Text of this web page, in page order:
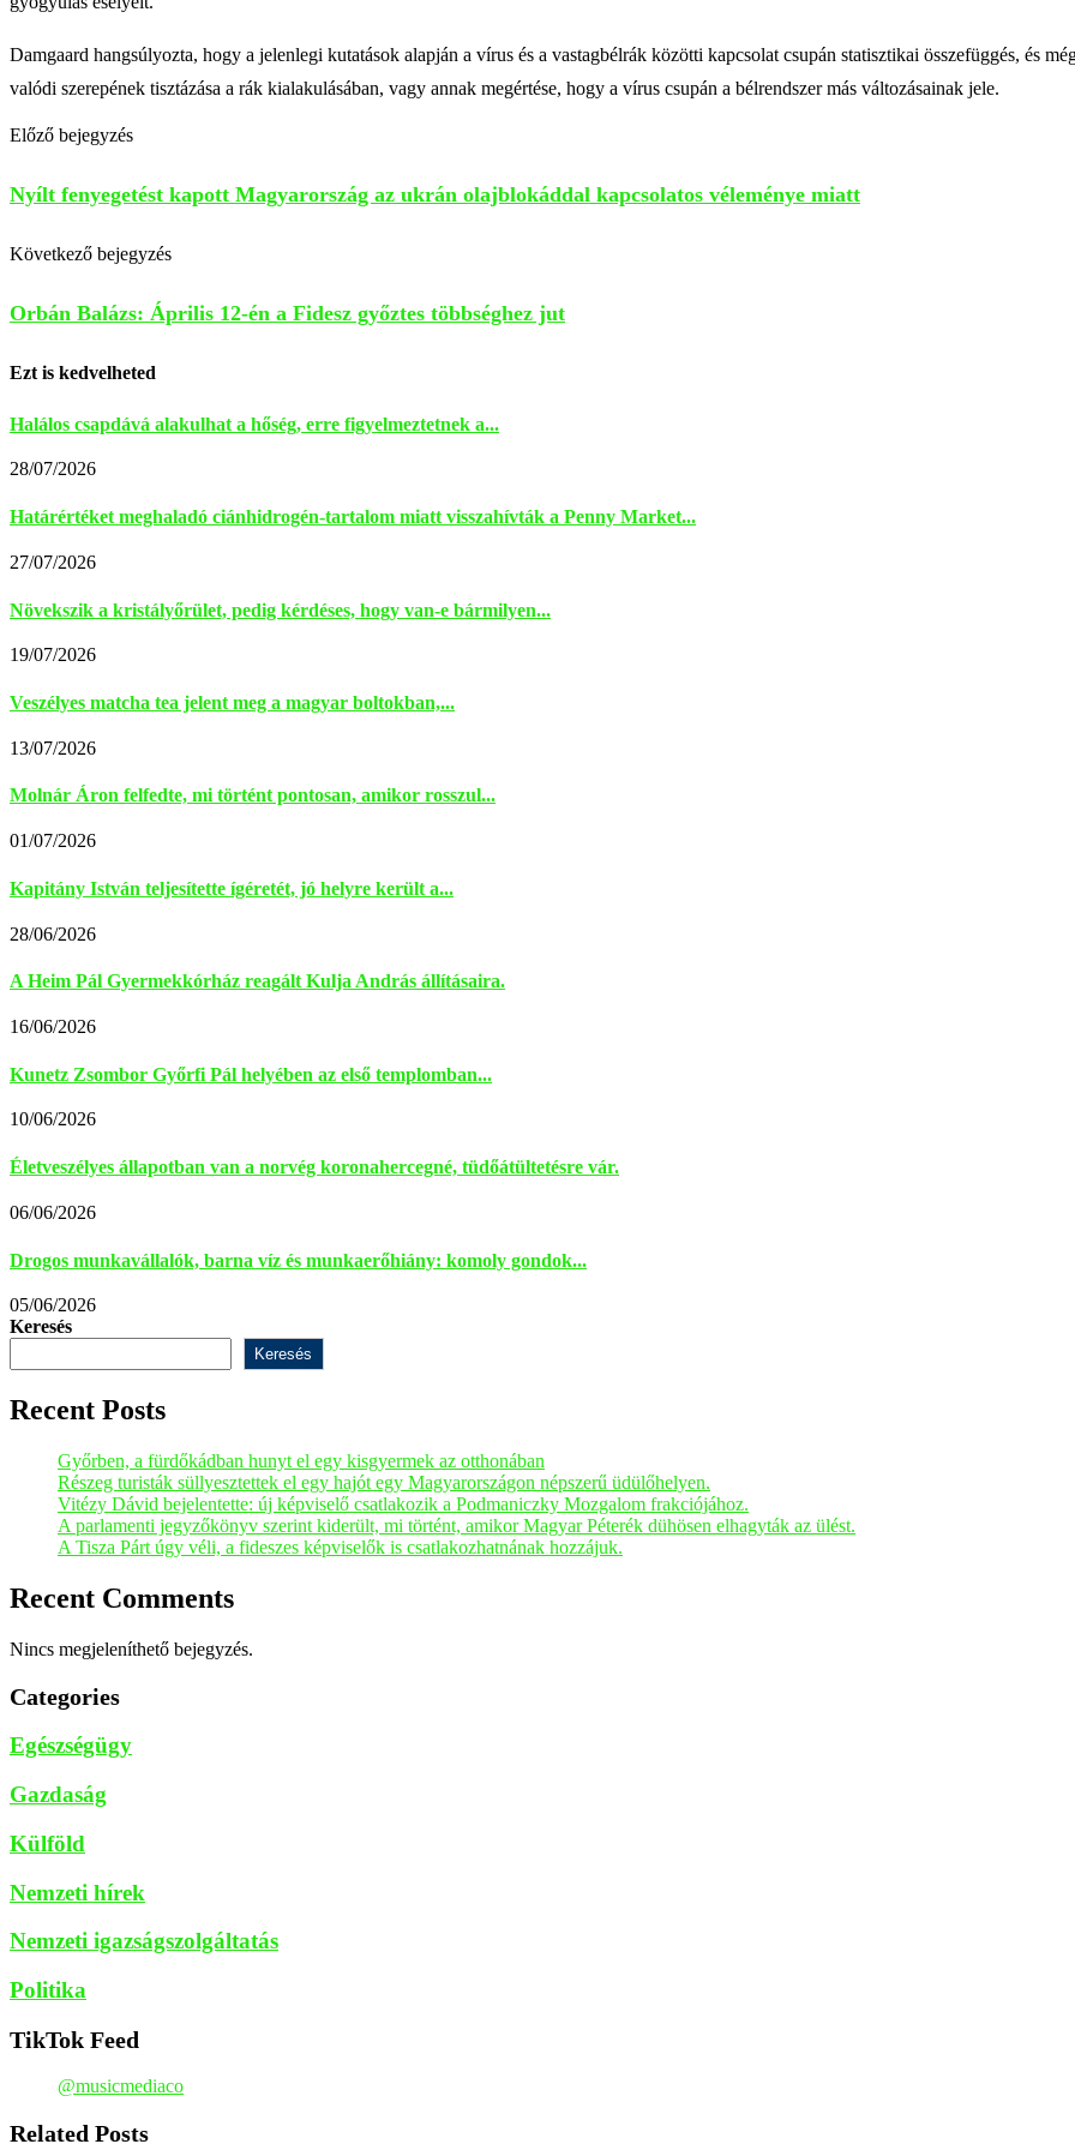
Damgaard hangsúlyozta, hogy a jelenlegi kutatások alapján a vírus és a vastagbélrák közötti kapcsolat csupán statisztikai összefüggés, és
valódi szerepének tisztázása a rák kialakulásában, vagy annak megértése, hogy a vírus csupán a bélrendszer más változásainak jele.
Előző bejegyzés
Nyílt fenyegetést kapott Magyarország az ukrán olajblokáddal kapcsolatos véleménye miatt
Következő bejegyzés
Orbán Balázs: Április 12-én a Fidesz győztes többséghez jut
Ezt is kedvelheted
Halálos csapdává alakulhat a hőség, erre figyelmeztetnek a...
28/07/2026
Határértéket meghaladó ciánhidrogén-tartalom miatt visszahívták a Penny Market...
27/07/2026
Növekszik a kristályőrület, pedig kérdéses, hogy van-e bármilyen...
19/07/2026
Veszélyes matcha tea jelent meg a magyar boltokban,...
13/07/2026
Molnár Áron felfedte, mi történt pontosan, amikor rosszul...
01/07/2026
Kapitány István teljesítette ígéretét, jó helyre került a...
28/06/2026
A Heim Pál Gyermekkórház reagált Kulja András állításaira.
16/06/2026
Kunetz Zsombor Győrfi Pál helyében az első templomban...
10/06/2026
Életveszélyes állapotban van a norvég koronahercegné, tüdőátültetésre vár.
06/06/2026
Drogos munkavállalók, barna víz és munkaerőhiány: komoly gondok...
05/06/2026
Keresés
Keresés
Recent Posts
Győrben, a fürdőkádban hunyt el egy kisgyermek az otthonában
Részeg turisták süllyesztettek el egy hajót egy Magyarországon népszerű üdülőhelyen.
Vitézy Dávid bejelentette: új képviselő csatlakozik a Podmaniczky Mozgalom frakciójához.
A parlamenti jegyzőkönyv szerint kiderült, mi történt, amikor Magyar Péterék dühösen elhagyták az ülést.
A Tisza Párt úgy véli, a fideszes képviselők is csatlakozhatnának hozzájuk.
Recent Comments
Nincs megjeleníthető bejegyzés.
Categories
Egészségügy
Gazdaság
Külföld
Nemzeti hírek
Nemzeti igazságszolgáltatás
Politika
TikTok Feed
@musicmediaco
Related Posts